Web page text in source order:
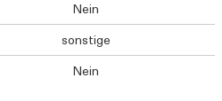
Nein
sonstige
Nein